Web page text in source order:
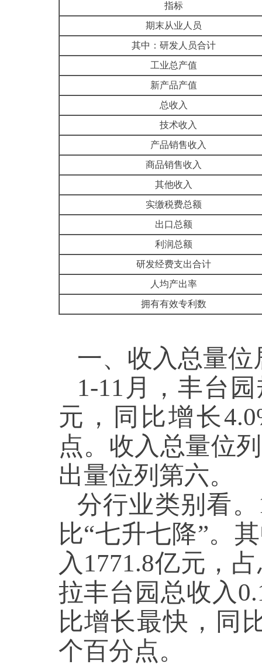
指标
期末从业人员
其中：研发人员合计
工业总产值
新产品产值
总收入
技术收入
产品销售收入
商品销售收入
其他收入
实缴税费总额
出口总额
利润总额
研发经费支出合计
人均产出率
拥有有效专利数
一、收入总量
1-11月，丰台
元，同比增长
点。收入总量位
出量位列第六。
分行业类别看
比“七升七降”。
入1771.8亿元，
拉丰台园总收入
比增长最快，同
个百分点。